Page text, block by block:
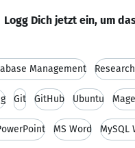
Logg Dich jetzt ein, um
Management
Git GitHub Ubuntu
MS Word MySQL